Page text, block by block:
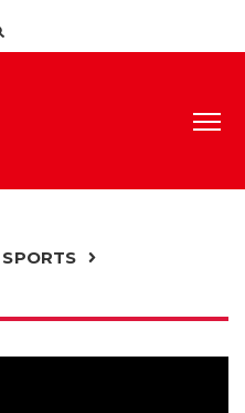
SPORTS